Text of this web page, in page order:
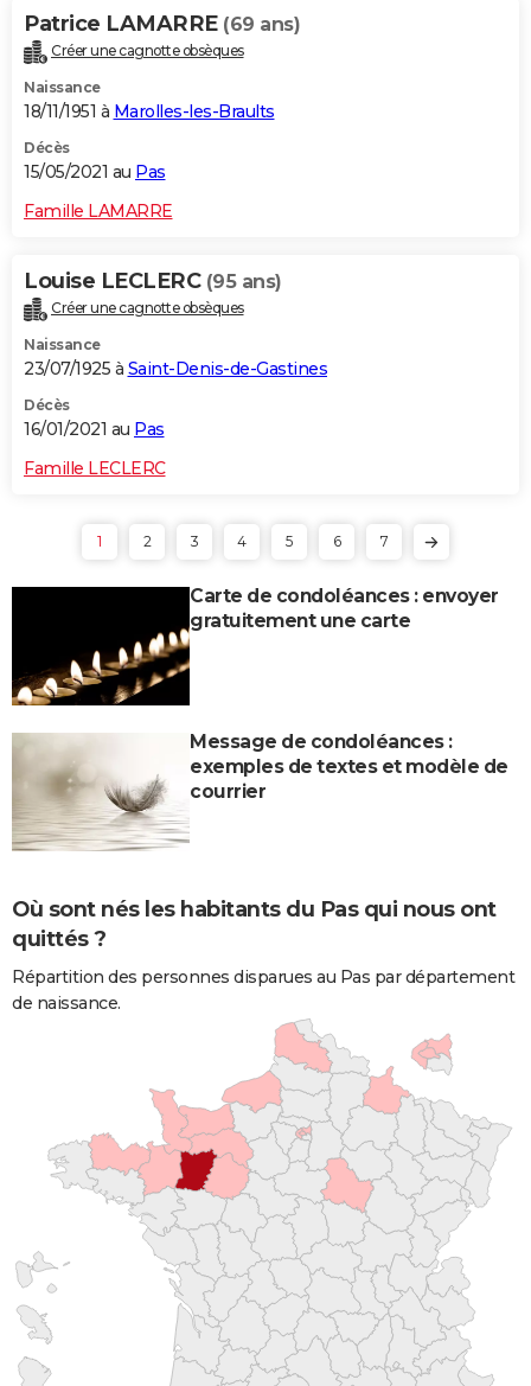
Patrice LAMARRE (69 ans)
Créer une cagnotte obsèques
Naissance
18/11/1951 à Marolles-les-Braults
Décès
15/05/2021 au Pas
Famille LAMARRE
Louise LECLERC (95 ans)
Créer une cagnotte obsèques
Naissance
23/07/1925 à Saint-Denis-de-Gastines
Décès
16/01/2021 au Pas
Famille LECLERC
1 2 3 4 5 6 7
Carte de condoléances : envoyer
gratuitement une carte
Message de condoléances :
exemples de textes et modèle de
courrier
Où sont nés les habitants du Pas qui nous ont
quittés ?
Répartition des personnes disparues au Pas par département
de naissance.